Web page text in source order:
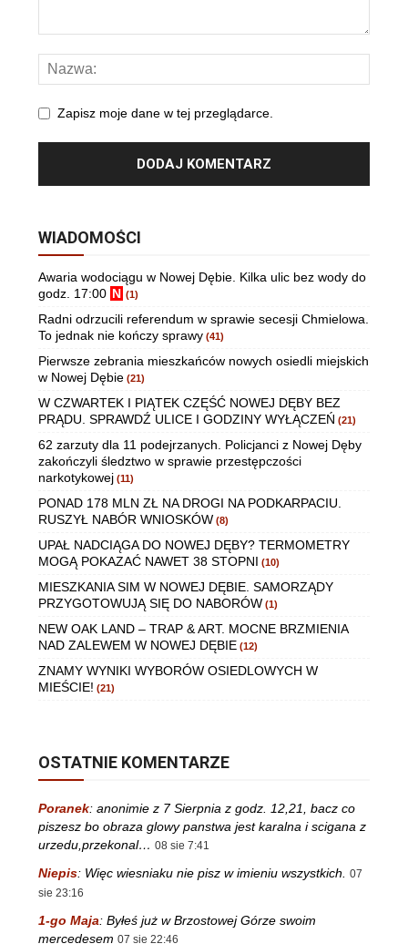
Zapisz moje dane w tej przeglądarce.
WIADOMOŚCI
Awaria wodociągu w Nowej Dębie. Kilka ulic bez wody do
godz. 17:00 N (1)
Radni odrzucili referendum w sprawie secesji Chmielowa.
To jednak nie kończy sprawy (41)
Pierwsze zebrania mieszkańców nowych osiedli miejskich
w Nowej Dębie (21)
W CZWARTEK I PIĄTEK CZĘŚĆ NOWEJ DĘBY BEZ
PRĄDU. SPRAWDŹ ULICE I GODZINY WYŁĄCZEŃ (21)
62 zarzuty dla 11 podejrzanych. Policjanci z Nowej Dęby
zakończyli śledztwo w sprawie przestępczości
narkotykowej (11)
PONAD 178 MLN ZŁ NA DROGI NA PODKARPACIU.
RUSZYŁ NABÓR WNIOSKÓW (8)
UPAŁ NADCIĄGA DO NOWEJ DĘBY? TERMOMETRY
MOGĄ POKAZAĆ NAWET 38 STOPNI (10)
MIESZKANIA SIM W NOWEJ DĘBIE. SAMORZĄDY
PRZYGOTOWUJĄ SIĘ DO NABORÓW (1)
NEW OAK LAND – TRAP & ART. MOCNE BRZMIENIA
NAD ZALEWEM W NOWEJ DĘBIE (12)
ZNAMY WYNIKI WYBORÓW OSIEDLOWYCH W
MIEŚCIE! (21)
OSTATNIE KOMENTARZE
Poranek: anonimie z 7 Sierpnia z godz. 12,21, bacz co
piszesz bo obraza glowy panstwa jest karalna i scigana z
urzedu,przekonal… 08 sie 7:41
Niepis: Więc wiesniaku nie pisz w imieniu wszystkich.
07
sie 23:16
1-go Maja: Byłeś już w Brzostowej Górze swoim
mercedesem 07 sie 22:46